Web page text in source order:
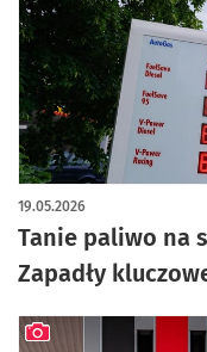
Tanie paliwo na
Zapadły
19.05.2026
artykuł z galerią zdjęć